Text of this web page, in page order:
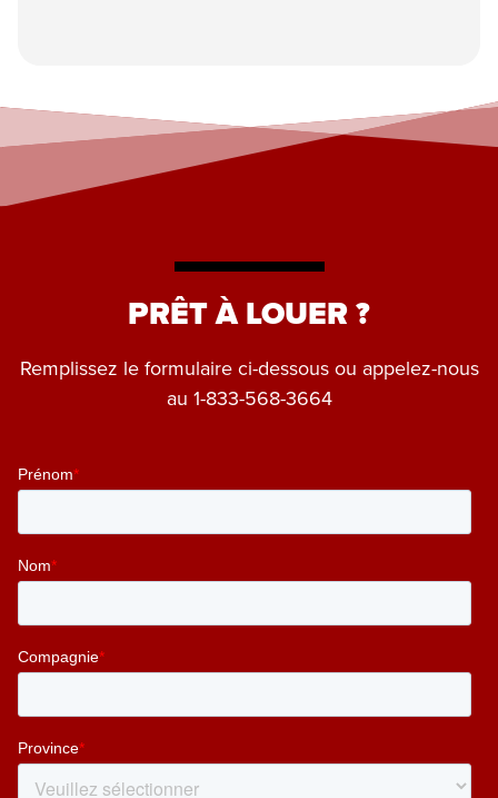
PRÊT À LOUER ?
Remplissez le formulaire ci-dessous ou appelez-nous
au 1-833-568-3664